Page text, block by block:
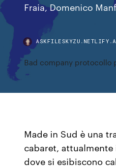
Fraia, Domenico
Bad company protocollo
Made in Sud è una
cabaret, attualmente
dove si esibiscono